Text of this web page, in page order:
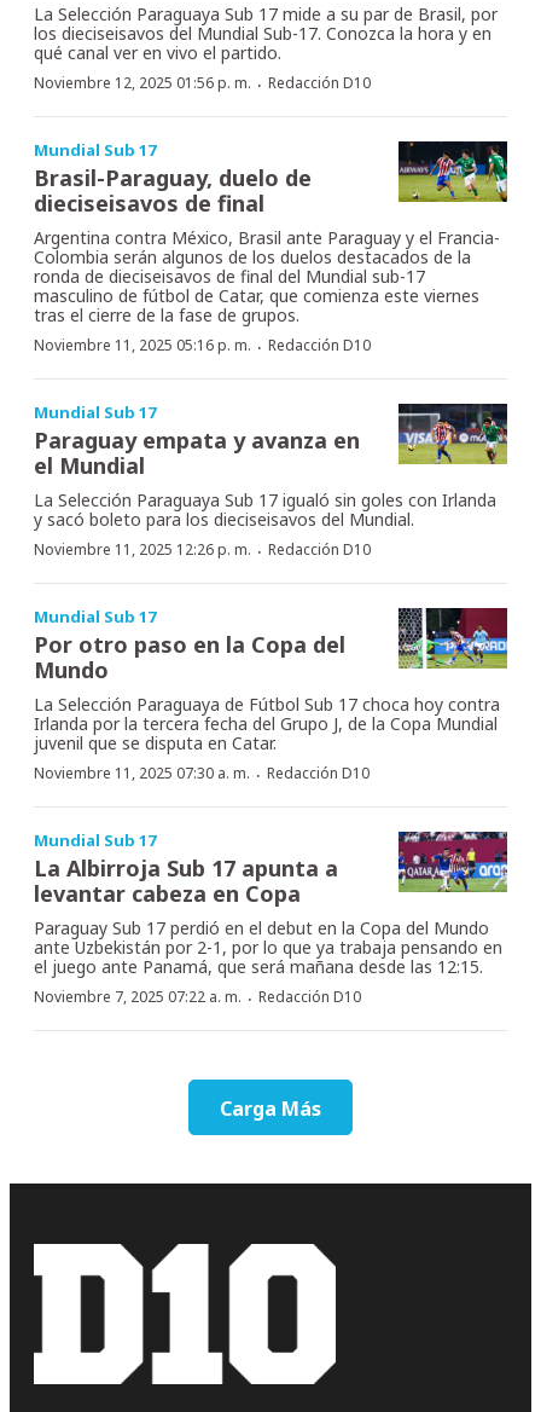
La Selección Paraguaya Sub 17 mide a su par de Brasil, por
los dieciseisavos del Mundial Sub-17. Conozca la hora y en
qué canal ver en vivo el partido.
Noviembre 12, 2025 01:56 p. m. · Redacción D10
Mundial Sub 17
Brasil-Paraguay, duelo de
dieciseisavos de final
Argentina contra México, Brasil ante Paraguay y el Francia-
Colombia serán algunos de los duelos destacados de la
ronda de dieciseisavos de final del Mundial sub-17
masculino de fútbol de Catar, que comienza este viernes
tras el cierre de la fase de grupos.
Noviembre 11, 2025 05:16 p. m. · Redacción D10
Mundial Sub 17
Paraguay empata y avanza en
el Mundial
La Selección Paraguaya Sub 17 igualó sin goles con Irlanda
y sacó boleto para los dieciseisavos del Mundial.
Noviembre 11, 2025 12:26 p. m. · Redacción D10
Mundial Sub 17
Por otro paso en la Copa del
Mundo
La Selección Paraguaya de Fútbol Sub 17 choca hoy contra
Irlanda por la tercera fecha del Grupo J, de la Copa Mundial
juvenil que se disputa en Catar.
Noviembre 11, 2025 07:30 a. m. · Redacción D10
Mundial Sub 17
La Albirroja Sub 17 apunta a
levantar cabeza en Copa
Paraguay Sub 17 perdió en el debut en la Copa del Mundo
ante Uzbekistán por 2-1, por lo que ya trabaja pensando en
el juego ante Panamá, que será mañana desde las 12:15.
Noviembre 7, 2025 07:22 a. m. · Redacción D10
Carga Más